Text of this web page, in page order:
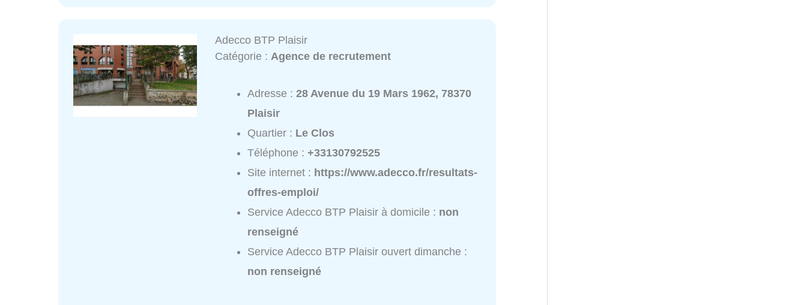
Adecco BTP Plaisir
Catégorie : Agence de recrutement
Adresse :28 Avenue du 19 Mars 1962, 78370
Plaisir
Quartier : Le Clos
Téléphone :+33130792525
Site internet : https://www.adecco.fr/resultats-
offres-emploi/
Service Adecco BTP Plaisir à domicile : non
renseigné
Service Adecco BTP Plaisir ouvert dimanche :
non renseigné